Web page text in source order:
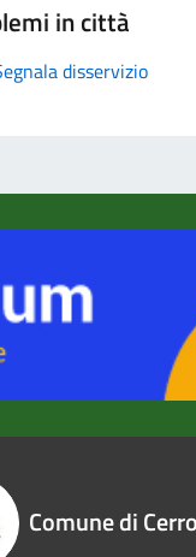
in città
disservizio
Comune di